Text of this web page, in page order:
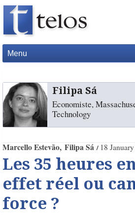
Menu
Filipa Sá
Economiste,
Technology
Marcello Estevão Filipa Sá 18
Les 35 heures
effet réel ou
force ?